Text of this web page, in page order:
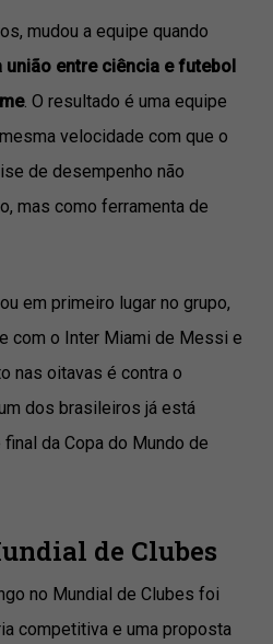
mudou a equipe quando
união entre ciência e futebol
. O resultado é uma equipe
velocidade com que o
de desempenho não
mas como ferramenta de
em primeiro lugar no grupo,
com o Inter Miami de Messi e
nas oitavas é contra o
dos brasileiros já está
da Copa do Mundo de
de Clubes
no Mundial de Clubes foi
competitiva e uma proposta